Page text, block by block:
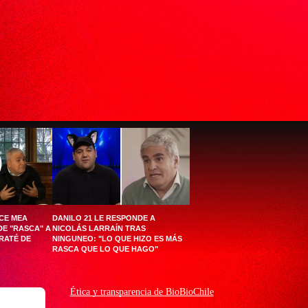
MEA
"RASCA" A
DE
DANILO 21 LE RESPONDE A
NICOLÁS LARRAÍN TRAS
NINGUNEO: "LO QUE HIZO ES MÁS
RASCA QUE LO QUE HAGO"
Ética y transparencia de BioBioChile